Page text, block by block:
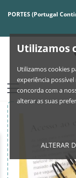
Utilizamos
Utilizamos cookies
experiência possível
concorda com a
alterar as suas
ALTERAR
PORTES (Portugal